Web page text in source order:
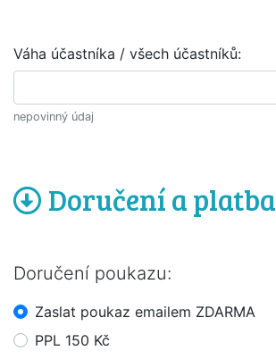
Váha účastníka / všech účastníků:
nepovinný údaj
Doručení a platba
Doručení poukazu:
Zaslat poukaz emailem ZDARMA
PPL 150 Kč